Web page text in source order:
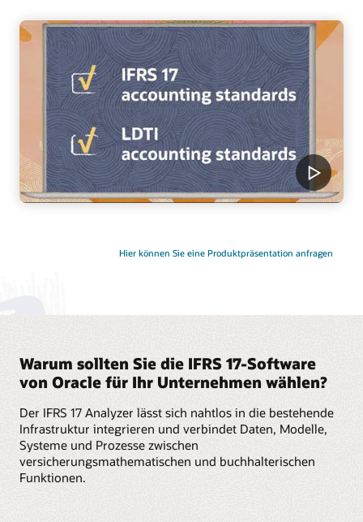
Hier können Sie eine Produktpräsentation anfragen
Warum sollten Sie die IFRS 17-Software
von Oracle für Ihr Unternehmen wählen?
Der IFRS 17 Analyzer lässt sich nahtlos in die bestehende
Infrastruktur integrieren und verbindet Daten, Modelle,
Systeme und Prozesse zwischen
versicherungsmathematischen und buchhalterischen
Funktionen.